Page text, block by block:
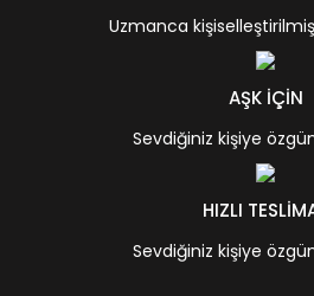
Uzmanca
AŞK İÇİN
Sevdiğiniz kişiye
HIZLI
Sevdiğiniz kişiye